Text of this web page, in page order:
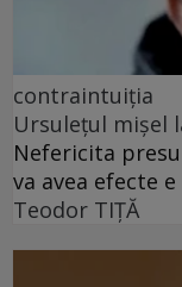
contraintuiția
Ursulețul mișel
Nefericita
va avea efecte
Teodor TIŢĂ